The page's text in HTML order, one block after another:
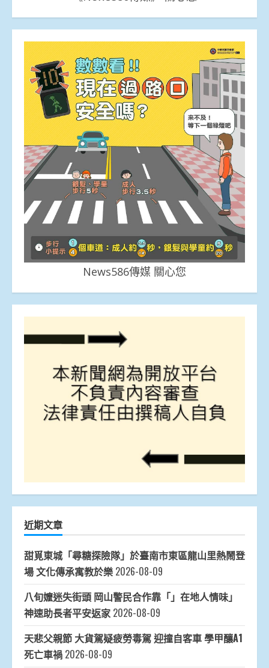
News586傳媒 關心您
近期文章
甜覓東城「尋糖探險隊」於臺南市東區龍山里熱鬧登
場 文化傳承寓教於樂 2026-08-09
八旬嬤迷失街頭 岡山警民合作靠「」在地人情味」
神速助長者平安返家 2026-08-09
天悲父親節 大貨駕疑疲勞毒駕 迎撞自客車 學甲釀A1
死亡車禍 2026-08-09